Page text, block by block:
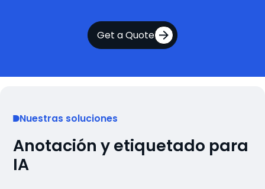
Get a Quote
Nuestras soluciones
Anotación y etiquetado para
IA